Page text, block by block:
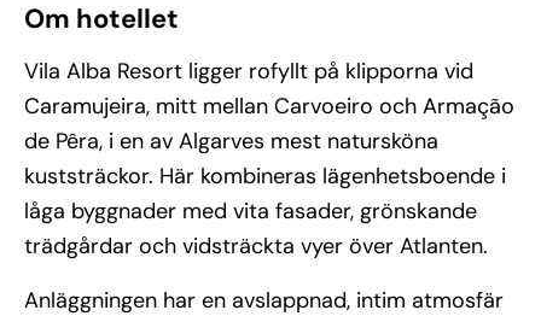
Om hotellet
Vila Alba Resort ligger rofyllt på klipporna vid
Caramujeira, mitt mellan Carvoeiro och Armação
de Pêra, i en av Algarves mest natursköna
kuststräckor. Här kombineras lägenhetsboende i
låga byggnader med vita fasader, grönskande
trädgårdar och vidsträckta vyer över Atlanten.
Anläggningen har en avslappnad, intim atmosfär